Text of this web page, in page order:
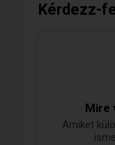
Kérdezz-
Mire
Amiket